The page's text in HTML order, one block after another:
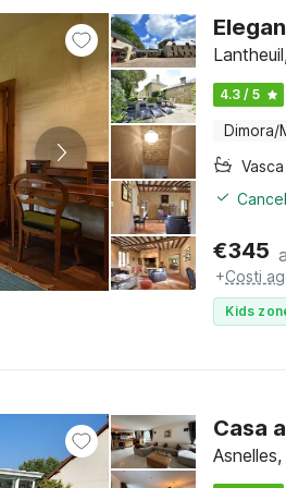
4.3 / 5
Dimora/
€345
+Costi
Kids
Casa